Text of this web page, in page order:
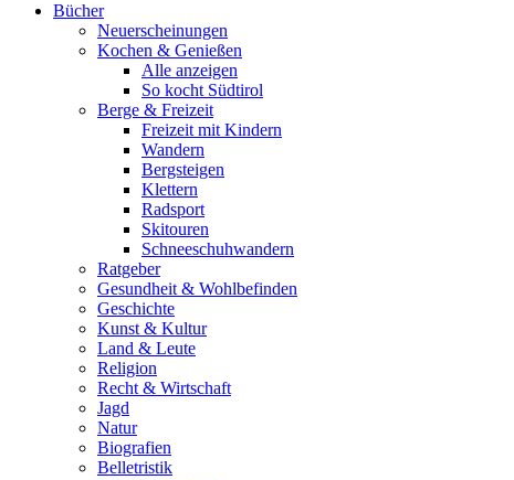
Bücher
Neuerscheinungen
Kochen & Genießen
Alle anzeigen
So kocht Südtirol
Berge & Freizeit
Freizeit mit Kindern
Wandern
Bergsteigen
Klettern
Radsport
Skitouren
Schneeschuhwandern
Ratgeber
Gesundheit & Wohlbefinden
Geschichte
Kunst & Kultur
Land & Leute
Religion
Recht & Wirtschaft
Jagd
Natur
Biografien
Belletristik